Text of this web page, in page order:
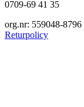
0709-69 41 35
org.nr: 559048-8796
Returpolicy